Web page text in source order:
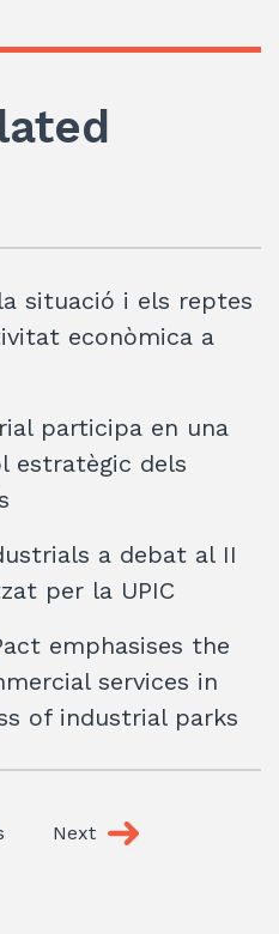
situació i els reptes
econòmica a
participa en una
estratègic dels
a debat al II
per la UPIC
emphasises the
services in
of industrial parks
Next